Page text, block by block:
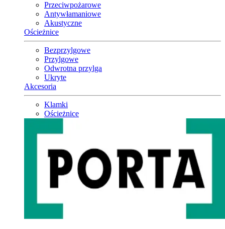
Przeciwpożarowe
Antywłamaniowe
Akustyczne
Ościeżnice
Bezprzylgowe
Przylgowe
Odwrotna przylga
Ukryte
Akcesoria
Klamki
Ościeżnice